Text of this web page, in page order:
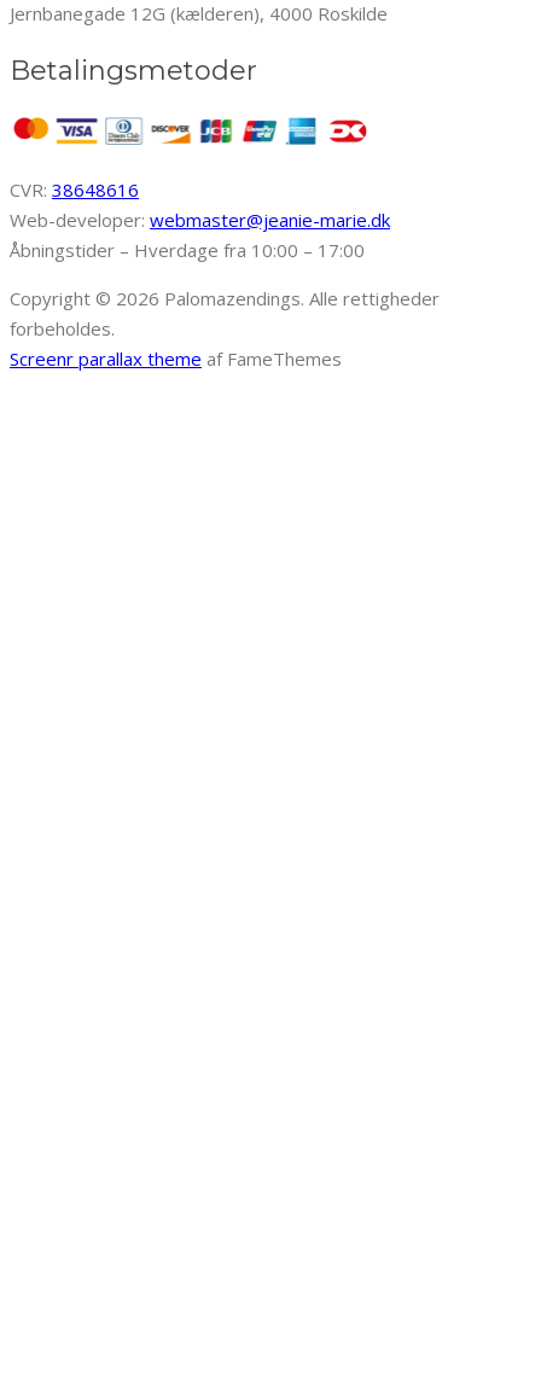
Jernbanegade 12G (kælderen), 4000 Roskilde
Betalingsmetoder
CVR: 38648616
Web-developer: webmaster@jeanie-marie.dk
Åbningstider – Hverdage fra 10:00 – 17:00
Copyright © 2026 Palomazendings. Alle rettigheder
forbeholdes.
Screenr parallax theme af FameThemes